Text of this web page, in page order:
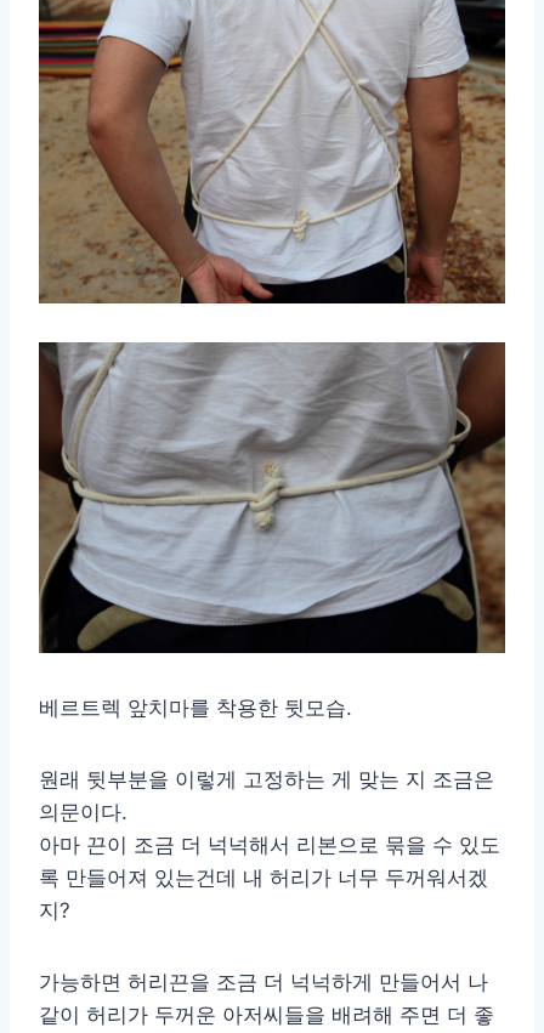
베르트렉 앞치마를 착용한 뒷모습.
원래 뒷부분을 이렇게 고정하는 게 맞는 지 조금은
의문이다.
아마 끈이 조금 더 넉넉해서 리본으로 묶을 수 있도
록 만들어져 있는건데 내 허리가 너무 두꺼워서겠
지?
가능하면 허리끈을 조금 더 넉넉하게 만들어서 나
같이 허리가 두꺼운 아저씨들을 배려해 주면 더 좋